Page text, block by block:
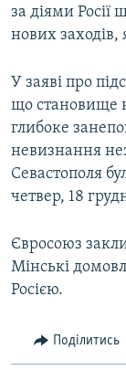
за діями Росії
нових заходів,
У заяві про
що становище
глибоке
невизнання
Севастополя
четвер, 18
Євросоюз
Мінські
Росією.
Поділитись